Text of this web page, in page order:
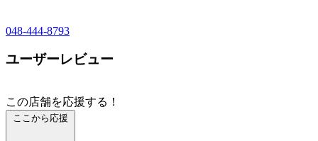
048-444-8793
ユーザーレビュー
この店舗を応援する！
ここから応援